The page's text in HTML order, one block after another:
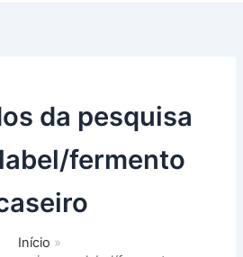
da pesquisa
label/fermento
Início